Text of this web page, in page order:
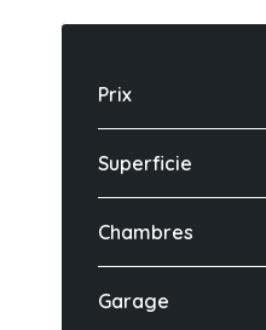
Prix
Superficie
Chambres
Garage